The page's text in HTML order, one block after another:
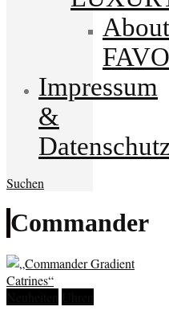
About
Impressum
&
Suchen
Commander